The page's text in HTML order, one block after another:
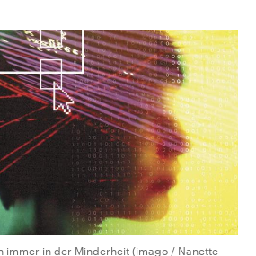
immer in der Minderheit (imago / Nanette